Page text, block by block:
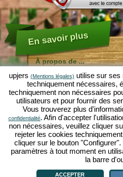
En savoir plus
À propos de ...
À propos de Molehill Empire
Molehill Empire est un jeu de
centré sur le microcosme
navigateur gratuit, le jeu est
sans téléchargement.
Comme nain de jardin
propre Jardin d'Éden. Salade,
tournesols ou cerises - c'est à
plantes tu voudrais cultiver.
Viens chez les villages Vertes
acheter des nouvelles plantes
À propos de ...| L'histoire |
upjers GmbH & Co. KG|
upjers (Mentions légales) utilise sur ses
techniquement nécessaires,
techniquement non nécessaires
utilisateurs et pour fournir des
Vous trouverez plus
confidentialité. Afin d'accepter
non nécessaires, veuillez cliquer
rejeter les cookies
cliquer sur le bouton
paramètres à tout moment en
la barre
ACCEPTER